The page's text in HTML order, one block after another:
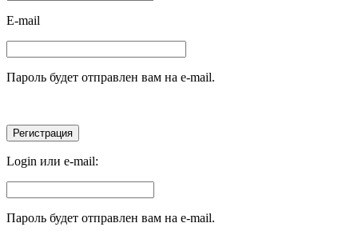
E-mail
Пароль будет отправлен вам на e-mail.
Login или e-mail:
Пароль будет отправлен вам на e-mail.